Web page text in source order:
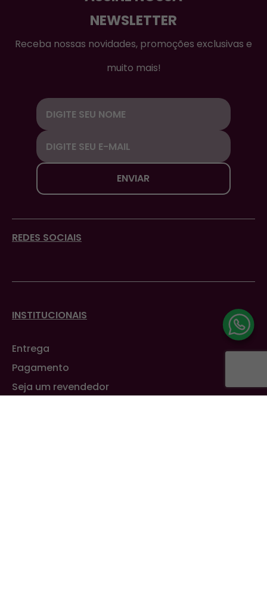
NEWSLETTER
Receba nossas novidades, promoções exclusivas e
muito mais!
ENVIAR
REDES SOCIAIS
INSTITUCIONAIS
Entrega
Pagamento
Seja um revendedor